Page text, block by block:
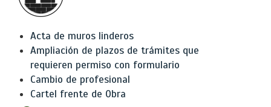
Acta de muros linderos
Ampliación de plazos de trámites que
requieren permiso con formulario
Cambio de profesional
Cartel frente de Obra